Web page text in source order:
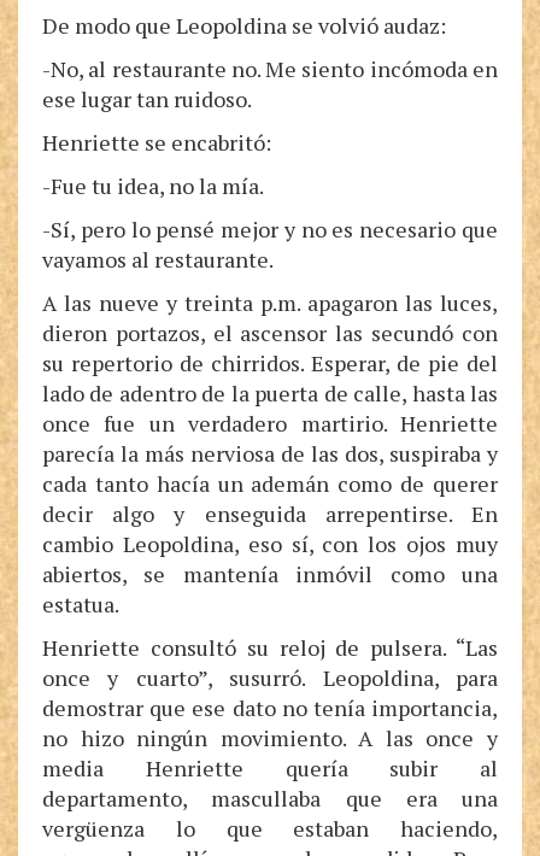
De modo que Leopoldina se volvió audaz:
-No, al restaurante no. Me siento incómoda en
ese lugar tan ruidoso.
Henriette se encabritó:
-Fue tu idea, no la mía.
-Sí, pero lo pensé mejor y no es necesario que
vayamos al restaurante.
A las nueve y treinta p.m. apagaron las luces,
dieron portazos, el ascensor las secundó con
su repertorio de chirridos. Esperar, de pie del
lado de adentro de la puerta de calle, hasta las
once fue un verdadero martirio. Henriette
parecía la más nerviosa de las dos, suspiraba y
cada tanto hacía un ademán como de querer
decir algo y enseguida arrepentirse. En
cambio Leopoldina, eso sí, con los ojos muy
abiertos, se mantenía inmóvil como una
estatua.
Henriette consultó su reloj de pulsera. “Las
once y cuarto”, susurró. Leopoldina, para
demostrar que ese dato no tenía importancia,
no hizo ningún movimiento. A las once y
media Henriette quería subir al
departamento, mascullaba que era una
vergüenza lo que estaban haciendo,